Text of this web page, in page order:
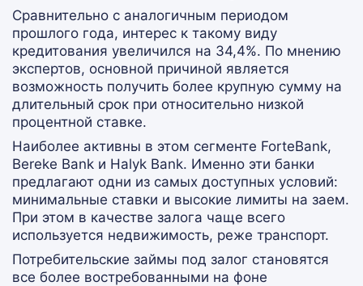
Сравнительно с аналогичным периодом
прошлого года, интерес к такому виду
кредитования увеличился на 34,4%. По мнению
экспертов, основной причиной является
возможность получить более крупную сумму на
длительный срок при относительно низкой
процентной ставке.
Наиболее активны в этом сегменте ForteBank,
Bereke Bank и Halyk Bank. Именно эти банки
предлагают одни из самых доступных условий:
минимальные ставки и высокие лимиты на заем.
При этом в качестве залога чаще всего
используется недвижимость, реже транспорт.
Потребительские займы под залог становятся
все более востребованными на фоне